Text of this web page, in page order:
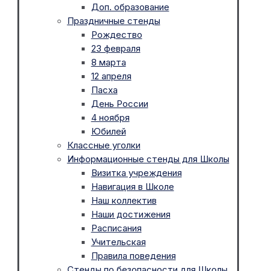
Доп. образование
Праздничные стенды
Рождество
23 февраля
8 марта
12 апреля
Пасха
День России
4 ноября
Юбилей
Классные уголки
Информационные стенды для Школы
Визитка учреждения
Навигация в Школе
Наш коллектив
Наши достижения
Расписания
Учительская
Правила поведения